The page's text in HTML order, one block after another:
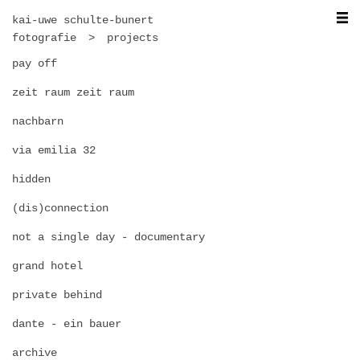
kai-uwe schulte-bunert
fotografie
projects
pay off
zeit raum zeit raum
nachbarn
via emilia 32
hidden
(dis)connection
not a single day - documentary
grand hotel
private behind
dante - ein bauer
archive